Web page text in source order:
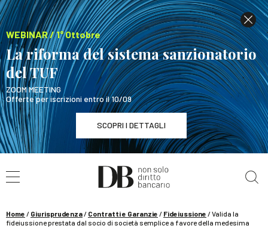
WEBINAR / 1° Ottobre
La riforma del sistema sanzionatorio
del TUF
ZOOM MEETING
Offerte per iscrizioni entro il 10/09
SCOPRI I DETTAGLI
WEBINAR / 1° Ottobre
La riforma del sistema sanzionatorio del TUF
Home / Giurisprudenza/ Contratti e Garanzie / Fideiussione /Valida la
fideiussione prestata dal socio di società semplice a favore della medesima